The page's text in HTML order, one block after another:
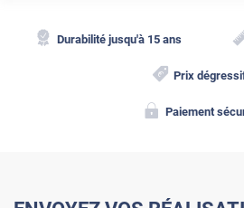
Durabilité jusqu'à 15 ans
Prix
Paiement